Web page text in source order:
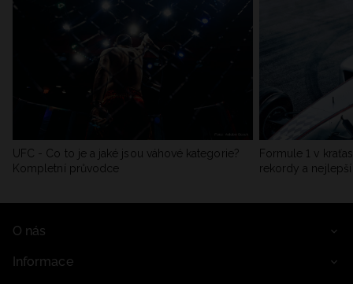
UFC - Co to je a jaké jsou váhové kategorie?
Kompletní průvodce
Formule 1 v
rekordy a
O nás
Informace